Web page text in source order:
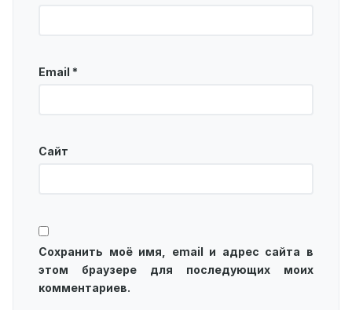
Email *
Сайт
Сохранить моё имя, email и адрес сайта в
этом браузере для последующих моих
комментариев.